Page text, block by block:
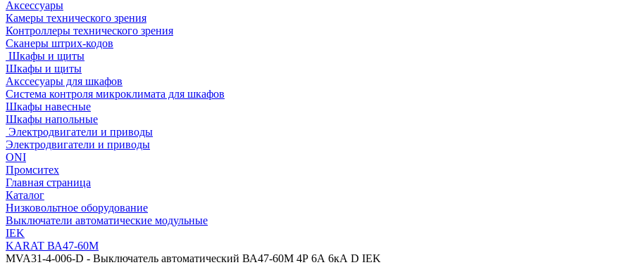
Аксессуары
Камеры технического зрения
Контроллеры технического зрения
Сканеры штрих-кодов
Шкафы и щиты
Шкафы и щиты
Акссесуары для шкафов
Система контроля микроклимата для шкафов
Шкафы навесные
Шкафы напольные
Электродвигатели и приводы
Электродвигатели и приводы
ONI
Промситех
Главная страница
Каталог
Низковольтное оборудование
Выключатели автоматические модульные
IEK
KARAT ВА47-60М
MVA31-4-006-D - Выключатель автоматический ВА47-60M 4Р 6А 6кА D IEK